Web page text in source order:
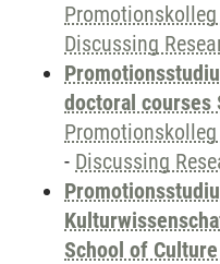
Discussing
doctoral courses
- Discussing
School of